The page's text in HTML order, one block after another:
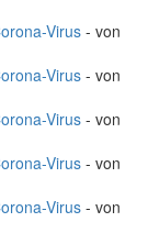
Virus - von
Virus - von
Virus - von
Virus - von
Virus - von